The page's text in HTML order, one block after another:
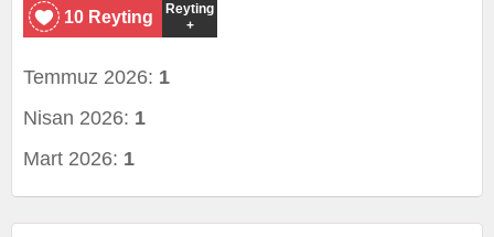
10 Reyting
Reyting
+
Temmuz 2026: 1
Nisan 2026: 1
Mart 2026: 1